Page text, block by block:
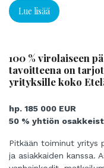
yrittäjälle erinomaisen
liiketoimintaa
liiketoiminnan
myynnin ja oston
Tärkeimmät vahvuudet:
– Liike toiminut pitkään
– Monipuolinen ja
– Valmis, toimiva
– Markkinatilanne
Lue lisää
100 % virolaiseen
tavoitteena on
yrityksille koko
hp. 185 000 EUR
50 % yhtiön
Pitkään toiminut yritys
ja asiakkaiden kanssa.